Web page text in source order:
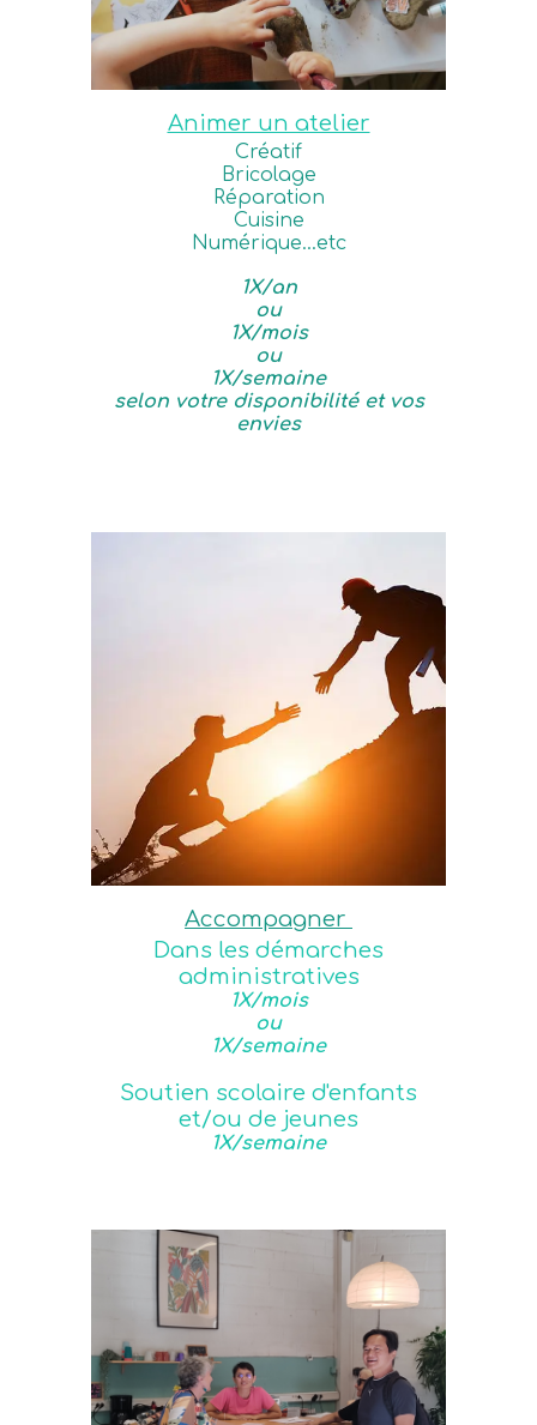
Animer un atelier
Créatif
Bricolage
Réparation
Cuisine
Numérique...etc
1X/an
ou
1X/mois
ou
1X/semaine
selon votre disponibilité et vos
envies
Accompagner
Dans les démarches
administratives
1X/mois
ou
1X/semaine
Soutien scolaire d'enfants
et/ou de jeunes
1X/semaine